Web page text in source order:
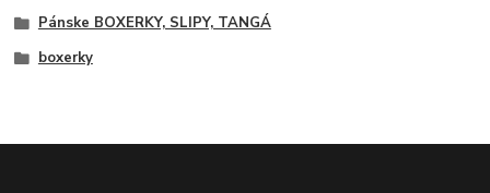
Pánske BOXERKY, SLIPY, TANGÁ
boxerky